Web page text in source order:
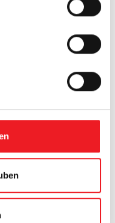
Marketing
Inhalt sehen
WAREMA